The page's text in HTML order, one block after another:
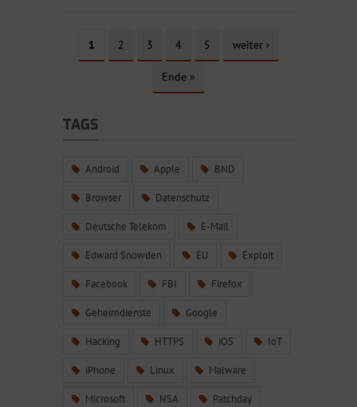
1 2 3 4 5 weiter ›
Ende »
TAGS
Android Apple BND
Browser Datenschutz
Deutsche Telekom E-Mail
Edward Snowden EU Exploit
Facebook FBI Firefox
Geheimdienste Google
Hacking HTTPS iOS IoT
iPhone Linux Malware
Microsoft NSA Patchday